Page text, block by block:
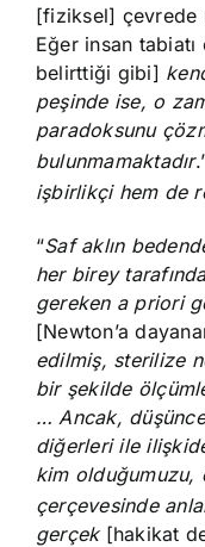
[fiziksel] çevrede
Eğer insan
belirttiği gibi]
peşinde ise, o
paradoksunu
bulunmamaktadır
işbirlikçi hem de
“Saf aklın
her birey
gereken a priori
[Newton’a
edilmiş, sterilize
bir şekilde
… Ancak,
diğerleri ile
kim
çerçevesinde
gerçek [hakikat